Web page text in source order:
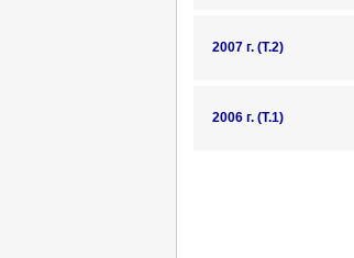
2007 г. (Т.2)
2006 г. (Т.1)